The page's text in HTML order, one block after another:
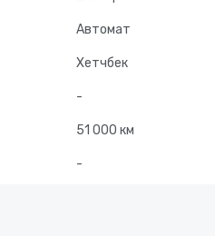
Автомат
Хетчбек
-
51 000 км
-